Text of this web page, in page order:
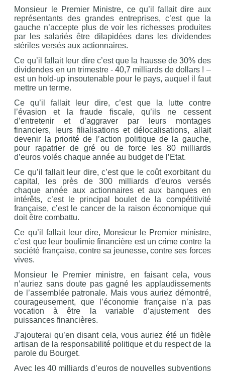
Monsieur le Premier Ministre, ce qu’il fallait dire aux
représentants des grandes entreprises, c’est que la
gauche n’accepte plus de voir les richesses produites
par les salariés être dilapidées dans les dividendes
stériles versés aux actionnaires.
Ce qu’il fallait leur dire c’est que la hausse de 30% des
dividendes en un trimestre - 40,7 milliards de dollars ! –
est un hold-up insoutenable pour le pays, auquel il faut
mettre un terme.
Ce qu’il fallait leur dire, c’est que la lutte contre
l’évasion et la fraude fiscale, qu’ils ne cessent
d’entretenir et d’aggraver par leurs montages
financiers, leurs filialisations et délocalisations, allait
devenir la priorité de l’action politique de la gauche,
pour rapatrier de gré ou de force les 80 milliards
d’euros volés chaque année au budget de l’Etat.
Ce qu’il fallait leur dire, c’est que le coût exorbitant du
capital, les près de 300 milliards d’euros versés
chaque année aux actionnaires et aux banques en
intérêts, c’est le principal boulet de la compétitivité
française, c’est le cancer de la raison économique qui
doit être combattu.
Ce qu’il fallait leur dire, Monsieur le Premier ministre,
c’est que leur boulimie financière est un crime contre la
société française, contre sa jeunesse, contre ses forces
vives.
Monsieur le Premier ministre, en faisant cela, vous
n’auriez sans doute pas gagné les applaudissements
de l’assemblée patronale. Mais vous auriez démontré,
courageusement, que l’économie française n’a pas
vocation à être la variable d’ajustement des
puissances financières.
J’ajouterai qu’en disant cela, vous auriez été un fidèle
artisan de la responsabilité politique et du respect de la
parole du Bourget.
Avec les 40 milliards d’euros de nouvelles subventions